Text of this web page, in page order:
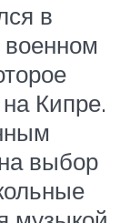
в
Кипре.
выбор